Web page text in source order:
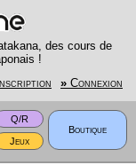
des cours de
!
» Connexion
Q/R
Boutique
Jeux